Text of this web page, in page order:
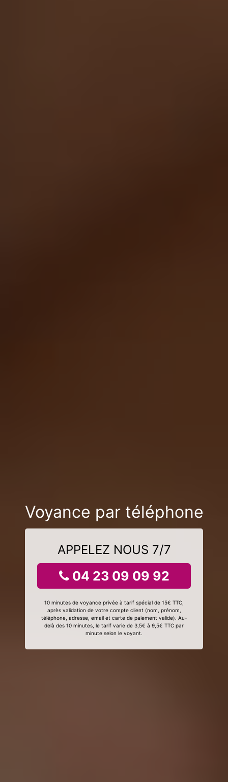
Voyance par téléphone
APPELEZ NOUS 7/7
04 23 09 09 92
10 minutes de voyance privée à tarif spécial de 15€ TTC,
après validation de votre compte client (nom, prénom,
téléphone, adresse, email et carte de paiement valide). Au-
delà des 10 minutes, le tarif varie de 3,5€ à 9,5€ TTC par
minute selon le voyant.